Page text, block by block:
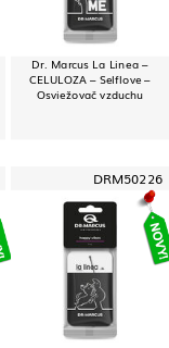
Dr. Marcus La Linea –
CELULOZA – Selflove –
Osviežovač vzduchu
DRM50226